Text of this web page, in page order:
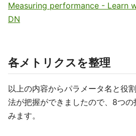
Measuring performance - Learn
DN
各メトリクスを整理
以上の内容からパラメータ名と役
法が把握ができましたので、8つ
みます。